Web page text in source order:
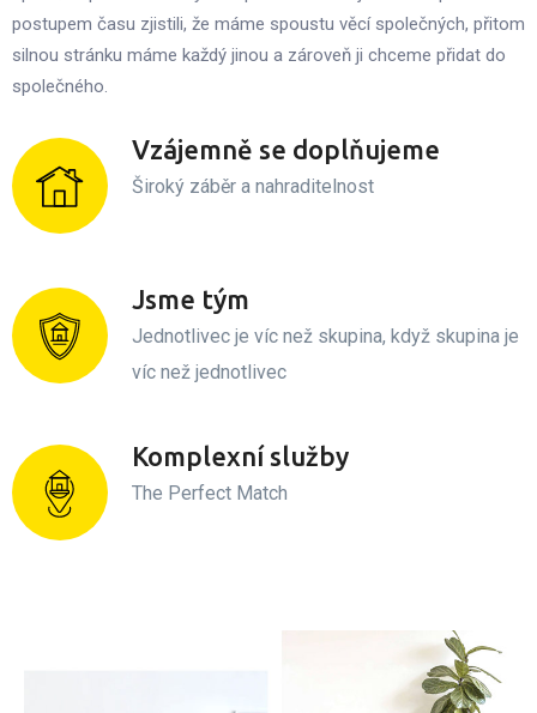
postupem času zjistili, že máme spoustu věcí společných, přitom
silnou stránku máme každý jinou a zároveň ji chceme přidat do
společného.
Vzájemně se doplňujeme
Široký záběr a nahraditelnost
Jsme tým
Jednotlivec je víc než skupina, když skupina je
víc než jednotlivec
Komplexní služby
The Perfect Match